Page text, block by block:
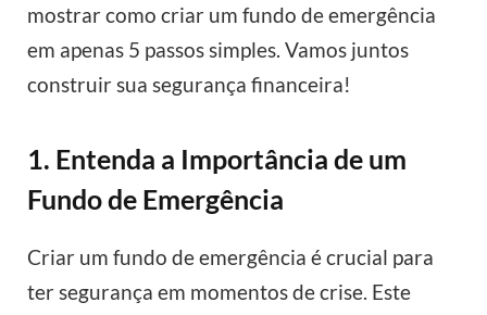
mostrar como criar um fundo de emergência
em apenas 5 passos simples. Vamos juntos
construir sua segurança financeira!
1. Entenda a Importância de um
Fundo de Emergência
Criar um fundo de emergência é crucial para
ter segurança em momentos de crise. Este